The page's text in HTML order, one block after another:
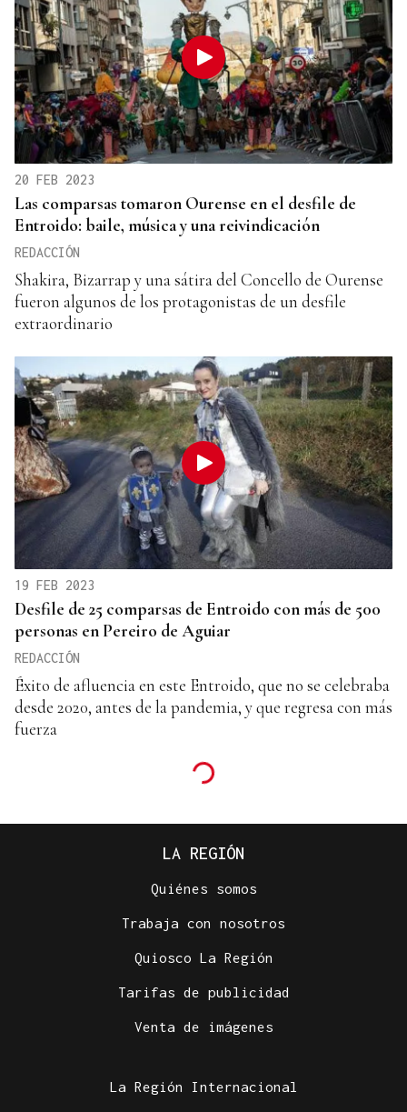
20 FEB 2023
Las comparsas tomaron Ourense en el desfile de
Entroido: baile, música y una reivindicación
REDACCIÓN
Shakira, Bizarrap y una sátira del Concello de Ourense
fueron algunos de los protagonistas de un desfile
extraordinario
19 FEB 2023
Desfile de 25 comparsas de Entroido con más de 500
personas en Pereiro de Aguiar
REDACCIÓN
Éxito de afluencia en este Entroido, que no se celebraba
desde 2020, antes de la pandemia, y que regresa con más
fuerza
LA REGIÓN
Quiénes somos
Trabaja con nosotros
Quiosco La Región
Tarifas de publicidad
Venta de imágenes
La Región Internacional